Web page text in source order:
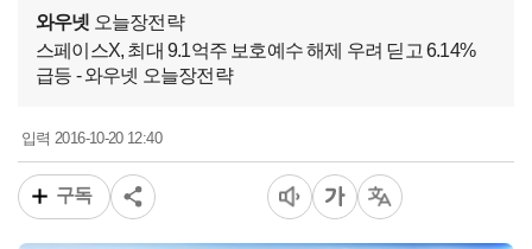
와우넷 오늘장전략
스페이스X, 최대 9.1억주 보호예수 해제 우려 딛고 6.14%
급등 - 와우넷 오늘장전략
입력 2016-10-20 12:40
구독